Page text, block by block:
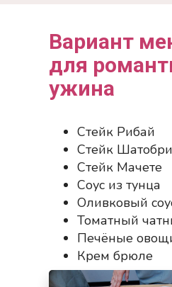
Вариант
для
ужина
Стейк Рибай
Стейк
Стейк Мачете
Соус из тунца
Оливковый
Томатный
Печёные
Крем брюле